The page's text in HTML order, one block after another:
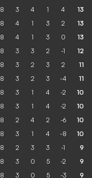
8 3 4 1 4 13
8 4 1 3 2 13
8 4 1 3 0 13
8 3 3 2 -1 12
8 3 2 3 2 11
8 3 2 3 -4 11
8 3 1 4 -2 10
8 3 1 4 -2 10
8 2 4 2 -6 10
8 3 1 4 -8 10
8 2 3 3 -1 9
8 3 0 5 -2 9
8 3 0 5 -3 9